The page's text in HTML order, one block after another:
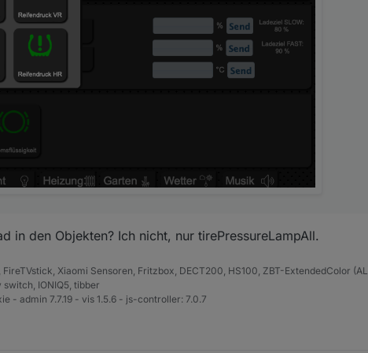
in den Objekten? Ich nicht, nur tirePressureLampAll.
Xiaomi Sensoren, Fritzbox, DECT200, HS100, ZBT-ExtendedColor
IONIQ5, tibber
- admin 7.7.19 - vis 1.5.6 - js-controller: 7.0.7